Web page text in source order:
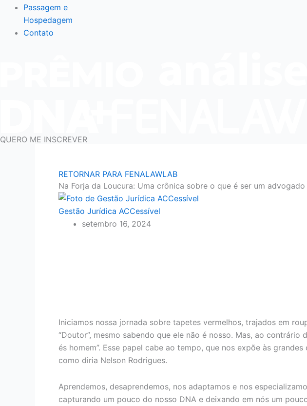
Passagem e
Hospedagem
Contato
QUERO ME INSCREVER
RETORNAR PARA FENALAWLAB
Na Forja da Loucura: Uma crônica sobre o que é ser um
Gestão Jurídica ACCessível
setembro 16, 2024
Iniciamos nossa jornada sobre tapetes vermelhos, trajados em
“Doutor”, mesmo sabendo que ele não é nosso. Mas, ao
és homem”. Esse papel cabe ao tempo, que nos expõe às
como diria Nelson Rodrigues.
Aprendemos, desaprendemos, nos adaptamos e nos
capturando um pouco do nosso DNA e deixando em nós um